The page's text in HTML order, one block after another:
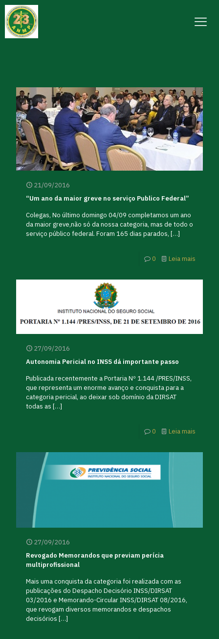
21/09/2016
“Um ano da maior greve no serviço Publico Federal”
Colegas, No último domingo 04/09 completamos um ano
da maior greve,não só da nossa categoria, mas de todo o
serviço público federal. Foram 165 dias parados, […]
0 Leia mais
27/09/2016
Autonomia Pericial no INSS dá importante passo
Publicada recentemente a Portaria Nº 1.144 /PRES/INSS,
que representa um enorme avanço e conquista para a
categoria pericial, ao deixar sob domínio da DIRSAT
todas as […]
0 Leia mais
27/09/2016
Revogado Memorandos que previam perícia
multiprofissional
Mais uma conquista da categoria foi realizada com as
publicações do Despacho Decisório INSS/DIRSAT
03/2016 e Memorando-Circular INSS/DIRSAT 08/2016,
que revogam diversos memorandos e despachos
decisórios […]